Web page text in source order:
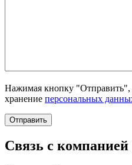
Нажимая кнопку "Отправить",
хранение персональных
Отправить
Связь с компанией